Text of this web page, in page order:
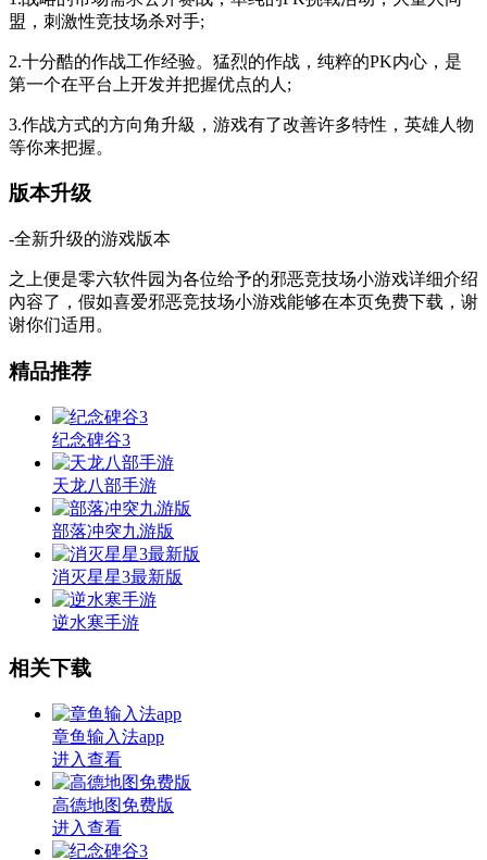
盟，刺激性竞技场杀对手;
2.十分酷的作战工作经验。猛烈的作战，纯粹的PK内心，是
第一个在平台上开发并把握优点的人;
3.作战方式的方向角升級，游戏有了改善许多特性，英雄人物
等你来把握。
版本升级
-全新升级的游戏版本
之上便是零六软件园为各位给予的邪恶竞技场小游戏详细介绍
內容了，假如喜爱邪恶竞技场小游戏能够在本页免费下载，谢
谢你们适用。
精品推荐
纪念碑谷3
天龙八部手游
部落冲突九游版
消灭星星3最新版
逆水寒手游
相关下载
章鱼输入法app
进入查看
高德地图免费版
进入查看